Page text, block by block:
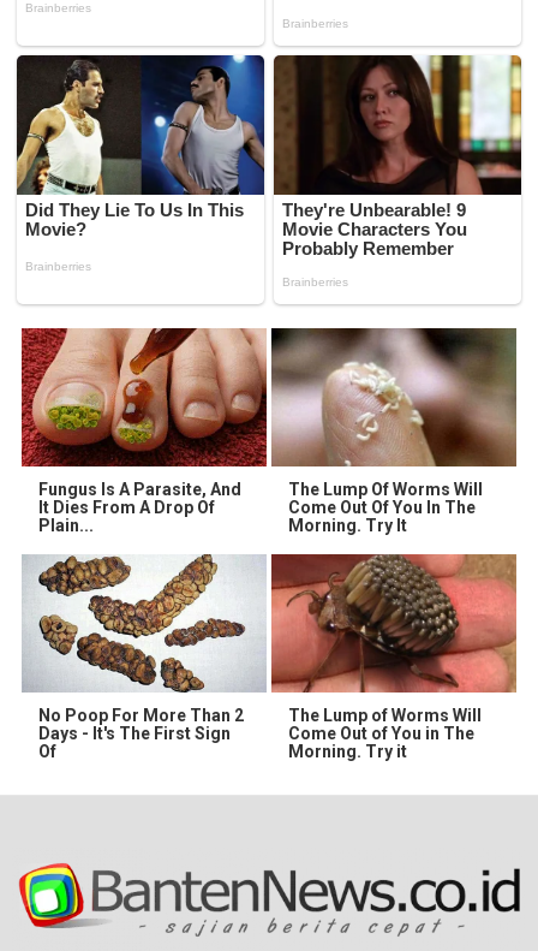
Fungus Is A Parasite, And
It Dies From A Drop Of
Plain...
The Lump Of Worms Will
Come Out Of You In The
Morning. Try It
No Poop For More Than 2
Days - It's The First Sign
Of
The Lump of Worms Will
Come Out of You in The
Morning. Try it